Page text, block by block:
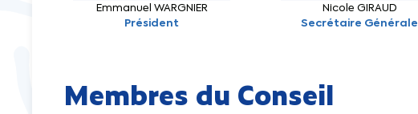
Emmanuel WARGNIER
Président
Nicole GIRAUD
Secrétaire Générale
Membres du Conseil